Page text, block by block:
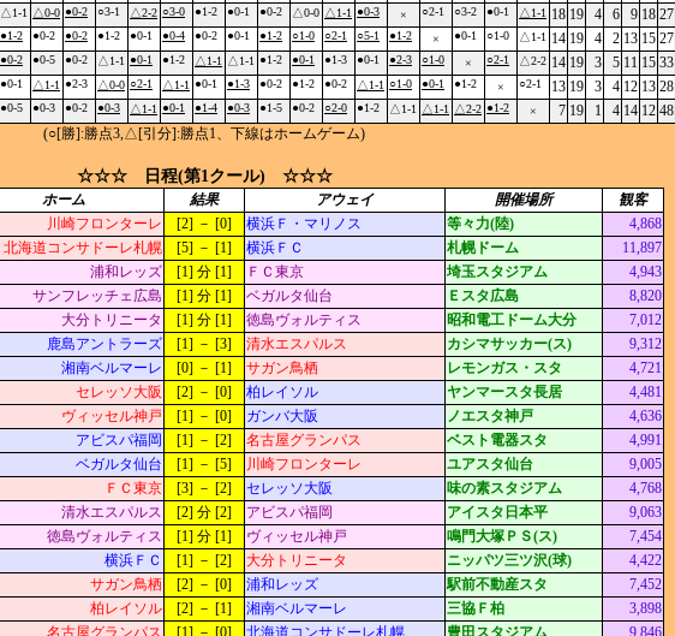
△1-1 △0-0 ●0-2 ○3-1 △2-2 ○3-0 ●1-2 ●0-1 ●0-2 △0-0 △1-1 ●0-3 × ○2-1 ○3-2 ●0-1 △1-1 18 19 4 6 9 18 27
●1-2 ●0-2 ●0-2 ●1-2 ●0-1 ●0-4 ●0-2 ●0-1 ●1-2 ○1-0 ○2-1 ○5-1 ●1-2 × ●0-1 ○1-0 △1-1 14 19 4 2 13 15 27
●0-2 ●0-5 ●0-2 △1-1 ●0-1 ●1-2 △1-1 △1-1 ●1-2 ●0-1 ●1-3 ●0-1 ●2-3 ○1-0 × ○2-1 △2-2 14 19 3 5 11 15 33
●0-1 △1-1 ●2-3 △0-0 ○2-1 △1-1 ●0-1 ●1-3 ●0-2 ●1-2 ●0-2 △1-1 ○1-0 ●0-1 ●1-2 × ○2-1 13 19 3 4 12 13 28
●0-5 ●0-3 ●0-2 ●0-3 △1-1 ●0-1 ●1-4 ●0-3 ●1-5 ●0-2 ○2-0 ●1-2 △1-1 △1-1 △2-2 ●1-2 × 7 19 1 4 14 12 48
(○[勝]:勝点3,△[引分]:勝点1、下線はホームゲーム)
☆☆☆ 日程(第1クール) ☆☆☆
ホーム 結果 アウェイ 開催場所 観客
川崎フロンターレ [2] － [0] 横浜Ｆ・マリノス 等々力(陸)
4,868
北海道コンサドーレ札幌 [5] － [1] 横浜ＦＣ 札幌ドーム
11,897
浦和レッズ [1] 分 [1] ＦＣ東京 埼玉スタジアム
4,943
サンフレッチェ広島 [1] 分 [1] ベガルタ仙台 Ｅスタ広島
8,820
大分トリニータ [1] 分 [1] 徳島ヴォルティス 昭和電工ドーム大分
7,012
鹿島アントラーズ [1] － [3] 清水エスパルス カシマサッカー(ス)
9,312
湘南ベルマーレ [0] － [1] サガン鳥栖 レモンガス・スタ
4,721
セレッソ大阪 [2] － [0] 柏レイソル ヤンマースタ長居
4,481
ヴィッセル神戸 [1] － [0] ガンバ大阪 ノエスタ神戸
4,636
アビスパ福岡 [1] － [2] 名古屋グランパス ベスト電器スタ 4,991
ベガルタ仙台 [1] － [5] 川崎フロンターレ ユアスタ仙台
9,005
ＦＣ東京 [3] － [2] セレッソ大阪 味の素スタジアム
4,768
清水エスパルス [2] 分 [2] アビスパ福岡 アイスタ日本平
9,063
徳島ヴォルティス [1] 分 [1] ヴィッセル神戸 鳴門大塚ＰＳ(ス)
7,454
横浜ＦＣ [1] － [2] 大分トリニータ ニッパツ三ツ沢(球)
4,422
サガン鳥栖 [2] － [0] 浦和レッズ 駅前不動産スタ
7,452
柏レイソル [2] － [1] 湘南ベルマーレ 三協Ｆ柏
3,898
名古屋グランパス [1] － [0] 北海道コンサドーレ札幌 豊田スタジアム
9,846